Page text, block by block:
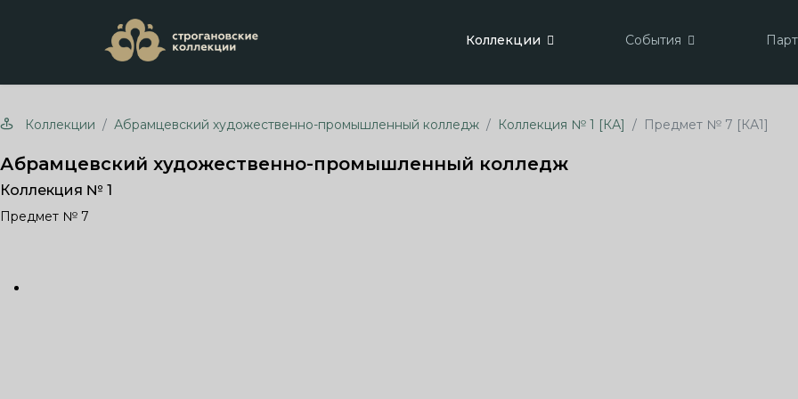
Коллекции События
Коллекции Абрамцевский художественно-промышленный колледж Коллекция № 1 [КА] Предмет № 7 [КА1]
Абрамцевский художественно-промышленный колледж
Коллекция № 1
Предмет № 7